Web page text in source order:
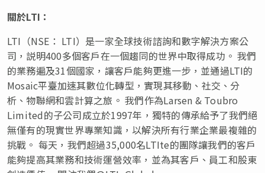
關於LTI ：
LTI（NSE： LTI）是一家全球技術諮詢和數字解決方案公
司，説明400多個客戶在一個趨同的世界中取得成功。 我們
的業務遍及31個國家，讓客戶能夠更進一步，並通過LTI的
Mosaic平臺加速其數位化轉型，實現其移動、社交、分
析、物聯網和雲計算之旅。 我們作為Larsen & Toubro
Limited的子公司成立於1997年，獨特的傳承給予了我們絕
無僅有的現實世界專業知識，以解決所有行業企業最複雜的
挑戰。 每天，我們超過35,000名LTIte的團隊讓我們的客戶
能夠提高其業務和技術運營效率，並為其客戶、員工和股東